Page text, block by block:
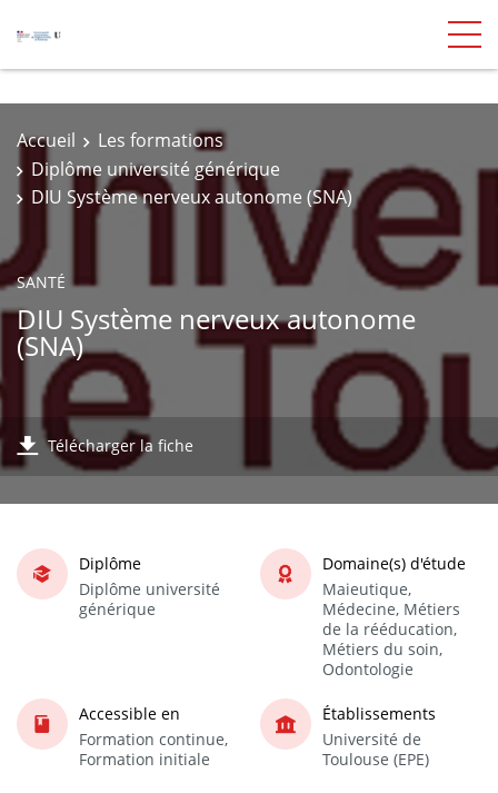
Accueil
Les formations
Diplôme université générique
DIU Système nerveux autonome (SNA)
SANTÉ
DIU Système nerveux autonome
(SNA)
Télécharger la fiche
Diplôme
Diplôme université
générique
Domaine(s) d'étude
Maieutique,
Médecine, Métiers
de la rééducation,
Métiers du soin,
Odontologie
Accessible en
Formation continue,
Formation initiale
Établissements
Université de
Toulouse (EPE)